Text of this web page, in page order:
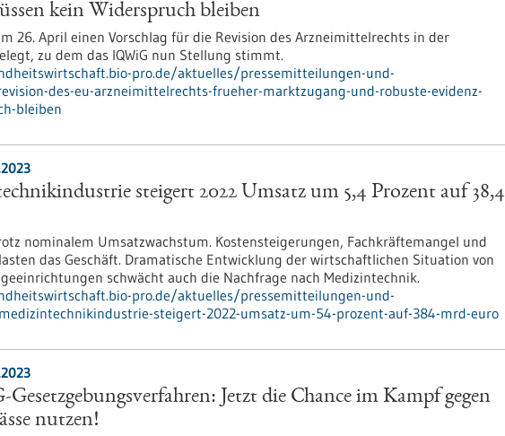
kein Widerspruch bleiben
26. April einen Vorschlag für die Revision des Arzneimittelrechts in der
zu dem das IQWiG nun Stellung stimmt.
pro.de/aktuelles/pressemitteilungen-und-
des-eu-arzneimittelrechts-frueher-marktzugang-und-robuste-evidenz-
bleiben
steigert 2022 Umsatz um 5,4 Prozent auf 38,4
nominalem Umsatzwachstum. Kostensteigerungen, Fachkräftemangel und
das Geschäft. Dramatische Entwicklung der wirtschaftlichen Situation von
schwächt auch die Nachfrage nach Medizintechnik.
pro.de/aktuelles/pressemitteilungen-und-
steigert-2022-umsatz-um-54-prozent-auf-384-mrd-euro
Jetzt die Chance im Kampf gegen
nutzen!